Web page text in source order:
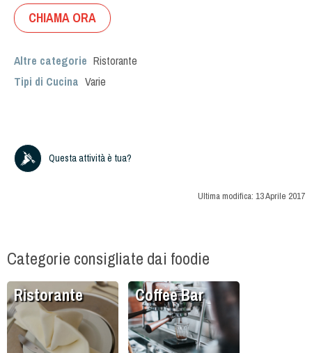
CHIAMA ORA
Altre categorie Ristorante
Tipi di Cucina Varie
Questa attività è tua?
Ultima modifica: 13 Aprile 2017
Categorie consigliate dai foodie
Ristorante Coffee Bar